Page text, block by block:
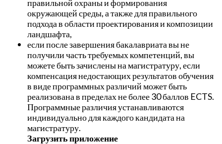
правильной охраны и формирования
окружающей среды, а также для правильного
подхода в области проектирования и композиции
ландшафта,
если после завершения бакалавриата вы не
получили часть требуемых компетенций, вы
можете быть зачислены на магистратуру, если
компенсация недостающих результатов обучения
в виде программных различий может быть
реализована в пределах не более 30 баллов ECTS.
Программные различия устанавливаются
индивидуально для каждого кандидата на
магистратуру.
Загрузить приложение